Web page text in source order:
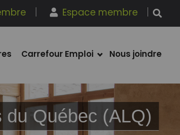
Espace membre
Carrefour Emploi Nous joindre
du Québec (ALQ)